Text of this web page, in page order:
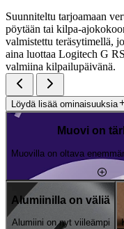
Suunniteltu tarjoamaan
pöytään tai kilpa-
valmistettu teräsytimellä,
aina luottaa Logitech G
valmiina kilpailupäivänä.
Löydä lisää ominaisuuksia
Muovi on
Muovilla on oltava
Alumiinilla on väliä
Alumiini on nyt viileämpi